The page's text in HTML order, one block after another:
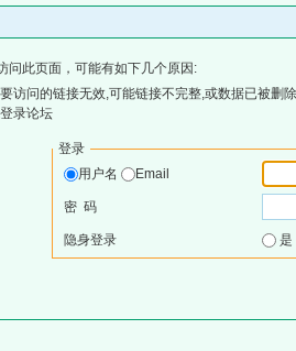
问此页面，可能有如下几个原因:
访问的链接无效,可能链接不完整,或数据已被删
录论坛
登录
用户名
Email
密 码
隐身登录